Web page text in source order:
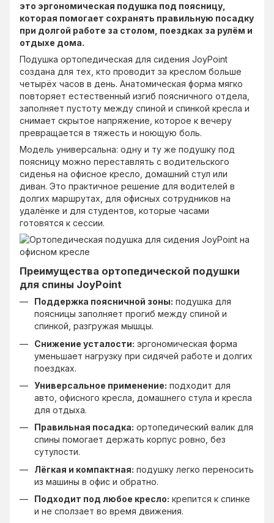
это эргономическая подушка под поясницу,
которая помогает сохранять правильную посадку
при долгой работе за столом, поездках за рулём и
отдыхе дома.
Подушка ортопедическая для сидения JoyPoint
создана для тех, кто проводит за креслом больше
четырёх часов в день. Анатомическая форма мягко
повторяет естественный изгиб поясничного отдела,
заполняет пустоту между спиной и спинкой кресла и
снимает скрытое напряжение, которое к вечеру
превращается в тяжесть и ноющую боль.
Модель универсальна: одну и ту же подушку под
поясницу можно переставлять с водительского
сиденья на офисное кресло, домашний стул или
диван. Это практичное решение для водителей в
долгих маршрутах, для офисных сотрудников на
удалёнке и для студентов, которые часами
готовятся к сессии.
Преимущества ортопедической подушки
для спины JoyPoint
Поддержка поясничной зоны: подушка для
поясницы заполняет прогиб между спиной и
спинкой, разгружая мышцы.
Снижение усталости: эргономическая форма
уменьшает нагрузку при сидячей работе и долгих
поездках.
Универсальное применение: подходит для
авто, офисного кресла, домашнего стула и кресла
для отдыха.
Правильная посадка: ортопедический валик для
спины помогает держать корпус ровно, без
сутулости.
Лёгкая и компактная: подушку легко переносить
из машины в офис и обратно.
Подходит под любое кресло: крепится к спинке
и не сползает во время движения.